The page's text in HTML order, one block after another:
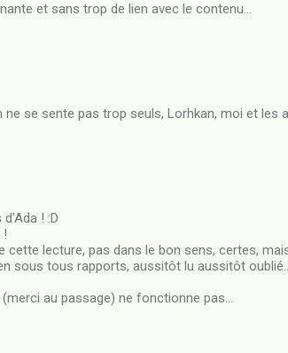
et sans trop de lien avec le contenu...
ne se sente pas trop seuls, Lorhkan, moi et les
! :D
!
cette lecture, pas dans le bon sens, certes,
sous tous rapports, aussitôt lu aussitôt
au passage) ne fonctionne pas...